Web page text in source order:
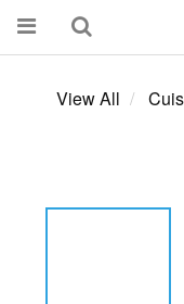
View All